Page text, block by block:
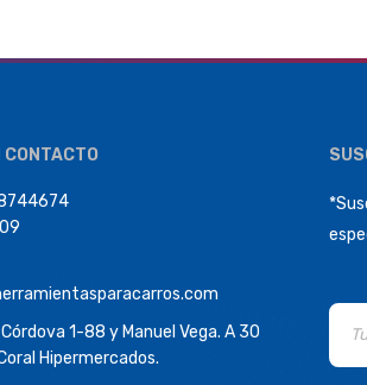
CONTACTO
1-88 y Manuel Vega. A 30
Hipermercados.